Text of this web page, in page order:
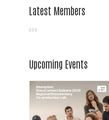
Latest Members
Upcoming Events